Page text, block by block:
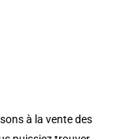
à la vente des